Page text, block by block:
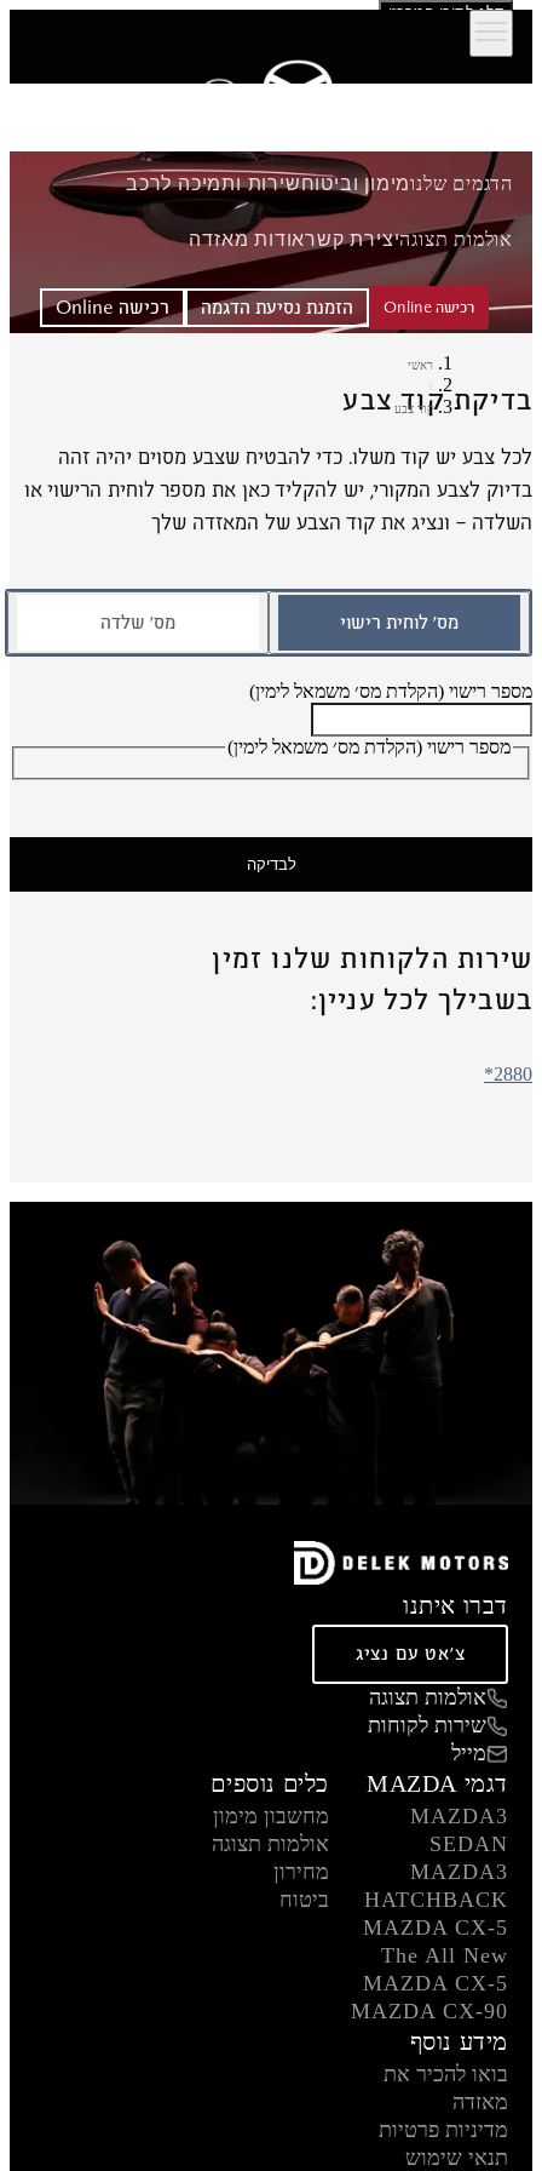
דלג לתוכן המרכזי
הדגמים שלנומימון וביטוחשירות ותמיכה לרכב
אולמות תצוגהיצירת קשראודות מאזדה
רכישה Online הזמנת נסיעת הדגמה רכישה Online
ראשי
קוד צבע
קוד צבע
צבע יש קוד משלו. כדי להבטיח שצבע מסוים יהיה זהה
לצבע המקורי, יש להקליד כאן את מספר לוחית הרישוי או
– ונציג את קוד הצבע של המאזדה שלך
מס׳ לוחית רישוי מס׳ שלדה
רישוי (הקלדת מס׳ משמאל לימין)
מספר רישוי (הקלדת מס׳ משמאל לימין)
לבדיקה
הלקוחות שלנו זמין
לכל עניין:
דברו איתנו
צ'אט עם נציג
אולמות תצוגה
שירות לקוחות
מייל
דגמי MAZDA
MAZDA3
SEDAN
MAZDA3
HATCHBACK
MAZDA CX-5
The All New
MAZDA CX-5
MAZDA CX-90
כלים נוספים
מחשבון מימון
אולמות תצוגה
מחירון
ביטוח
מידע נוסף
בואו להכיר את
מאזדה
מדיניות פרטיות
תנאי שימוש